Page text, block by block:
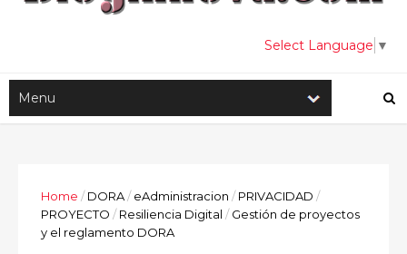
Select Language ▼
Home / DORA/ eAdministracion / PRIVACIDAD /
PROYECTO / Resiliencia Digital / Gestión de proyectos
y el reglamento DORA